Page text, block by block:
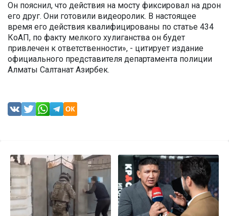
Он пояснил, что действия на мосту фиксировал на дрон
его друг. Они готовили видеоролик. В настоящее
время его действия квалифицированы по статье 434
КоАП, по факту мелкого хулиганства он будет
привлечен к ответственности», - цитирует издание
официального представителя департамента полиции
Алматы Салтанат Азирбек.